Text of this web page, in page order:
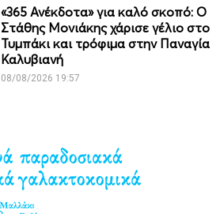
«365 Ανέκδοτα» για καλό σκοπό: Ο
Στάθης Μονιάκης χάρισε γέλιο στο
Τυμπάκι και τρόφιμα στην Παναγία
Καλυβιανή
08/08/2026 19:57